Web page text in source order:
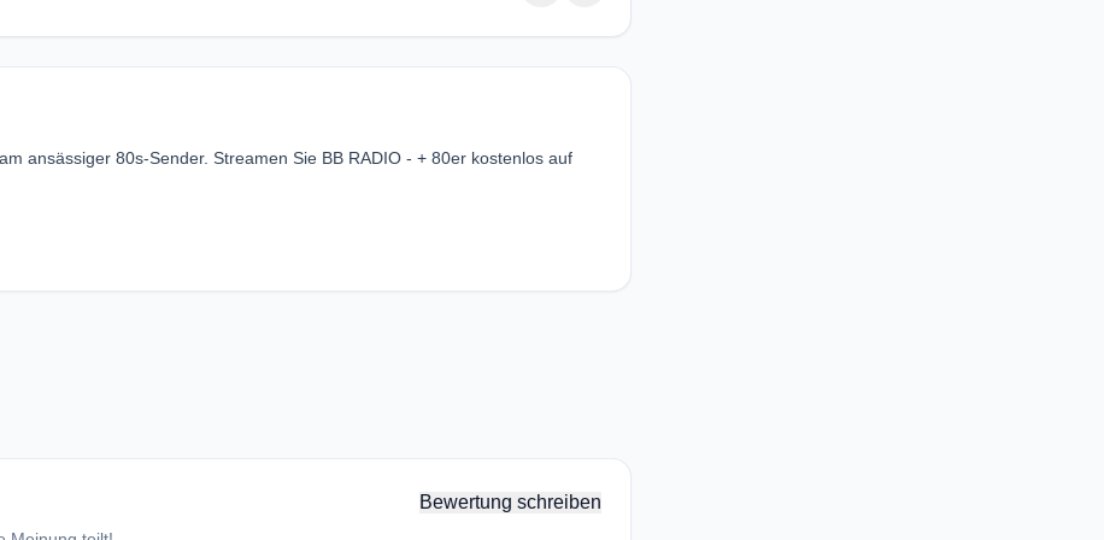
ansässiger 80s-Sender. Streamen Sie BB RADIO - + 80er kostenlos auf
Bewertung schreiben